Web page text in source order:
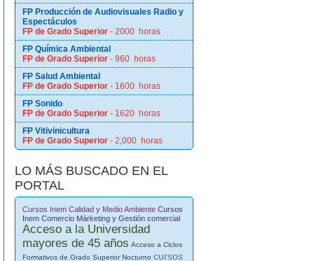
FP Producción de Audiovisuales Radio y
Espectáculos
FP de Grado Superior - 2000 horas
FP Química Ambiental
FP de Grado Superior - 960 horas
FP Salud Ambiental
FP de Grado Superior - 1600 horas
FP Sonido
FP de Grado Superior - 1620 horas
FP Vitivinicultura
FP de Grado Superior - 2,000 horas
LO MÁS BUSCADO EN EL
PORTAL
Cursos Inem Calidad y Medio Ambiente Cursos
Inem Comercio Márketing y Gestión comercial
Acceso a la Universidad
mayores de 45 años Acceso a Ciclos
Formativos de Grado Superior Nocturno cursos